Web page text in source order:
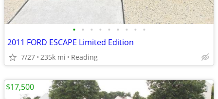
• • • • • • • • •
2011 FORD ESCAPE Limited Edition
7/27 235k mi Reading
$17,500